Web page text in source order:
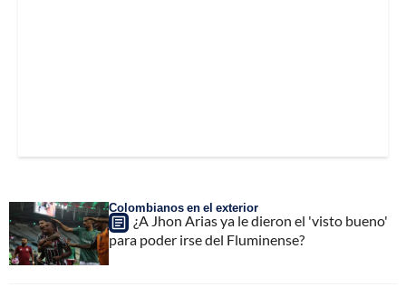
Colombianos en el exterior
¿A Jhon Arias ya le dieron el 'visto bueno'
para poder irse del Fluminense?